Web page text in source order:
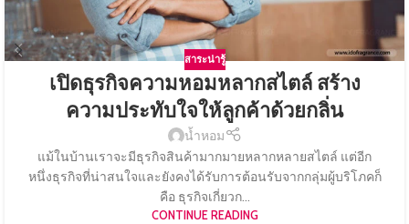
สาระน่ารู้
เปิดธุรกิจความหอมหลากสไตล์ สร้าง
ความประทับใจให้ลูกค้าด้วยกลิ่น
น้ำหอม
แม้ในบ้านเราจะมีธุรกิจสินค้ามากมายหลากหลายสไตล์ แต่อีก
หนึ่งธุรกิจที่น่าสนใจและยังคงได้รับการต้อนรับจากกลุ่มผู้บริโภคก็
คือ ธุรกิจเกี่ยวก...
CONTINUE READING